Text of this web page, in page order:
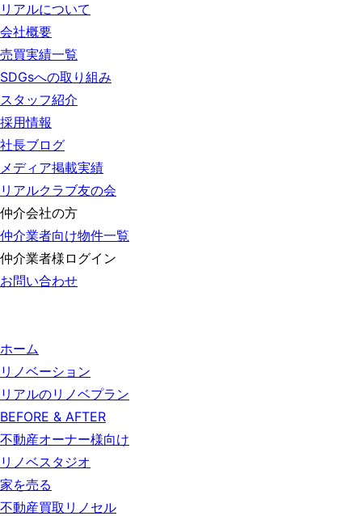
リアルについて
会社概要
売買実績一覧
SDGsへの取り組み
スタッフ紹介
採用情報
社長ブログ
メディア掲載実績
リアルクラブ友の会
仲介会社の方
仲介業者向け物件一覧
仲介業者様ログイン
お問い合わせ
ホーム
リノベーション
リアルのリノベプラン
BEFORE & AFTER
不動産オーナー様向け
リノベスタジオ
家を売る
不動産買取リノセル